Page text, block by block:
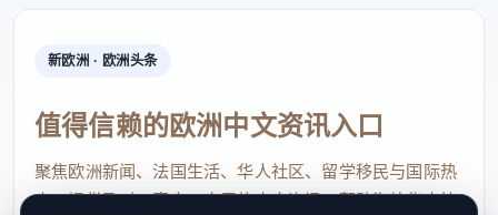
新欧洲 · 欧洲头条
值得信赖的欧洲中文资讯入口
聚焦欧洲新闻、法国生活、华人社区、留学移民与国际热
点，提供及时、真实、实用的中文资讯，帮助海外华人快